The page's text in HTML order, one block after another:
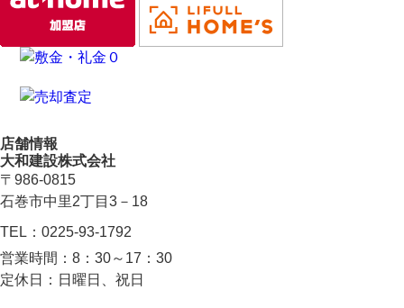
店舗情報
大和建設株式会社
〒986-0815
石巻市中里2丁目3－18
TEL： 0225-93-1792
営業時間： 8：30～17：30
定休日： 日曜日、祝日